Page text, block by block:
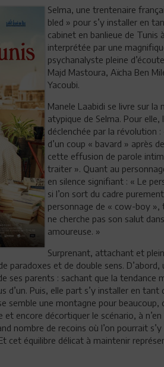
Selma, une trentenaire
bled » pour s’y installer en
cabinet en banlieue de Tunis
interprétée par une
psychanalyste pleine
Majd Mastoura, Aïcha Ben
Yacoubi.
Manele Laabidi se livre sur la
atypique de Selma. Pour
déclenchée par la révolution
d’un coup « bavard » après
cette effusion de parole
traiter ». Quant au
en silence signifiant : « Le
si l’on sort du cadre
personnage de « cow-boy
ne cherche pas son salut
amoureuse. »
Surprenant, attachant et
paradoxes et de double sens. D’abord,
ses parents : sachant que la
d’un. Puis, elle part s’y installer en
semble une montagne pour
et encore décortiquer le scénario, à
nombre de recoins où l’on pourrait
cet équilibre délicat à maintenir